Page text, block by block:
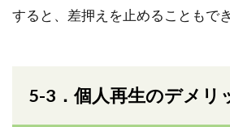
すると、差押えを止めることもでき
5-3．個人再生のデメリ